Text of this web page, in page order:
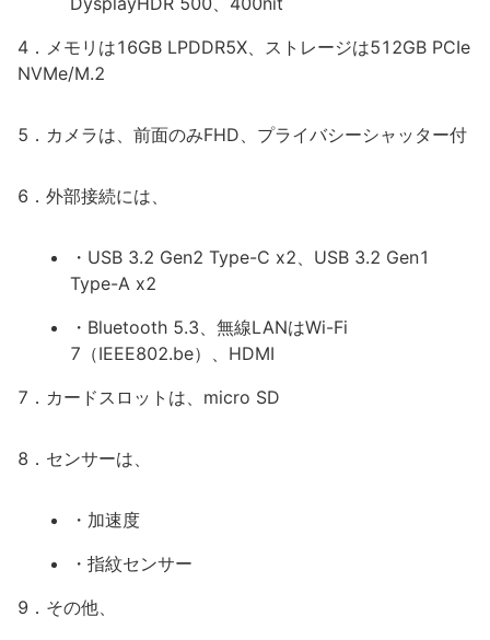
4．メモリは16GB LPDDR5X、ストレージは512GB PCIe
NVMe/M.2
5．カメラは、前面のみFHD、プライバシーシャッター付
6．外部接続には、
・USB 3.2 Gen2 Type-C x2、USB 3.2 Gen1
Type-A x2
・Bluetooth 5.3、無線LANはWi-Fi
7（IEEE802.be）、HDMI
7．カードスロットは、micro SD
8．センサーは、
・加速度
・指紋センサー
9．その他、